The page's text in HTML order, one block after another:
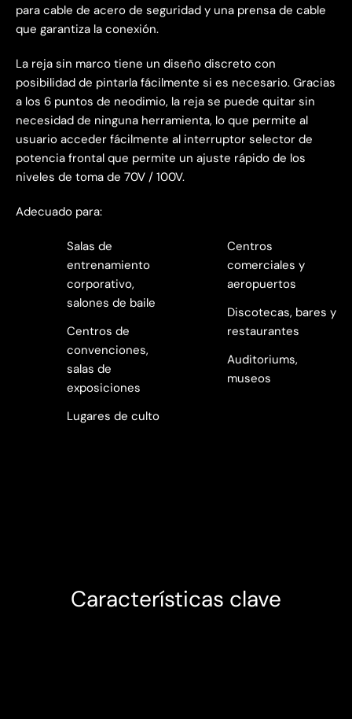
Características clave
para cable de acero de seguridad y una prensa de cable
que garantiza la conexión.
La reja sin marco tiene un diseño discreto con
posibilidad de pintarla fácilmente si es necesario. Gracias
a los 6 puntos de neodimio, la reja se puede quitar sin
necesidad de ninguna herramienta, lo que permite al
usuario acceder fácilmente al interruptor selector de
potencia frontal que permite un ajuste rápido de los
niveles de toma de 70V / 100V.
Adecuado para:
Salas de
entrenamiento
corporativo,
salones de baile
Centros de
convenciones,
salas de
exposiciones
Lugares de culto
Centros
comerciales y
aeropuertos
Discotecas, bares y
restaurantes
Auditoriums,
museos